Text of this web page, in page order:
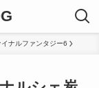
イナルファンタジー6